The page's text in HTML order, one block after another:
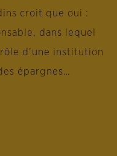
croit que oui :
dans lequel
d’une institution
épargnes…